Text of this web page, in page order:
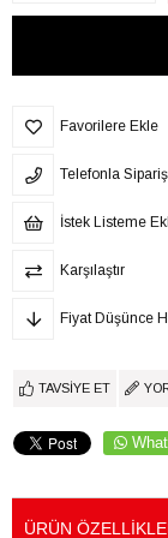
Favorilere Ekle
Telefonla Sipariş
İstek Listeme
Karşılaştır
Fiyat Düşünce
TAVSIYE ET
ÜRÜN